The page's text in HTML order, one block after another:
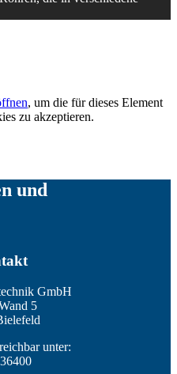
, um die für dieses Element
zu akzeptieren.
und
GmbH
5
unter: